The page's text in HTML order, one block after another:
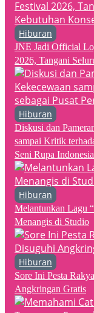
Hiburan
JNE Jadi Official
2026, Tangani
Hiburan
Diskusi dan
sampai Kritik
Seni Rupa Indonesia
Hiburan
Melantunkan Lagu
Menangis di Studio
Hiburan
Sore Ini Pesta
Angkringan Gratis